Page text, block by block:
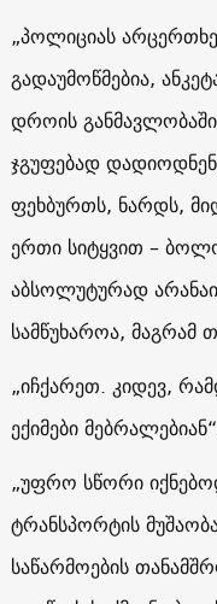
„პოლიციას
გადაუმოწმებია,
დროის
ჯგუფებად
ფეხბურთს, ნარდს,
ერთი სიტყვით –
აბსოლუტურად
სამწუხაროა, მაგრამ
„იჩქარეთ. კიდევ,
ექიმები
„უფრო სწორი
ტრანსპორტის
საწარმოების